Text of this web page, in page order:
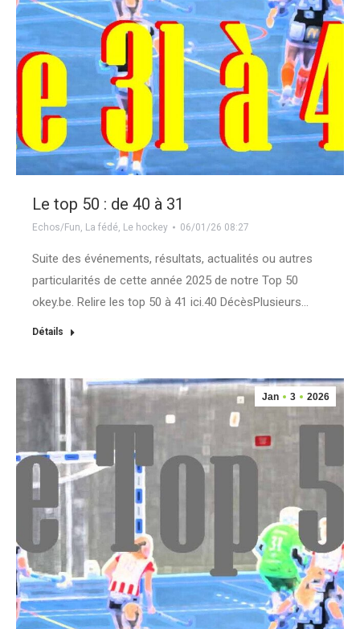
Le top 50 : de 40 à 31
Echos/Fun, La fédé, Le hockey 06/01/26 08:27
Suite des événements, résultats, actualités ou autres
particularités de cette année 2025 de notre Top 50
okey.be. Relire les top 50 à 41 ici.40 DécèsPlusieurs…
Détails
Jan 3 2026